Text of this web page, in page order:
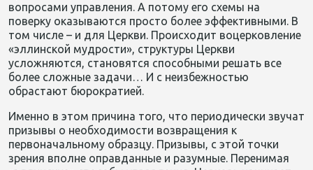
вопросами управления. А потому его схемы на
поверку оказываются просто более эффективными. В
том числе – и для Церкви. Происходит воцерковление
«эллинской мудрости», структуры Церкви
усложняются, становятся способными решать все
более сложные задачи… И с неизбежностью
обрастают бюрократией.
Именно в этом причина того, что периодически звучат
призывы о необходимости возвращения к
первоначальному образцу. Призывы, с этой точки
зрения вполне оправданные и разумные. Перенимая